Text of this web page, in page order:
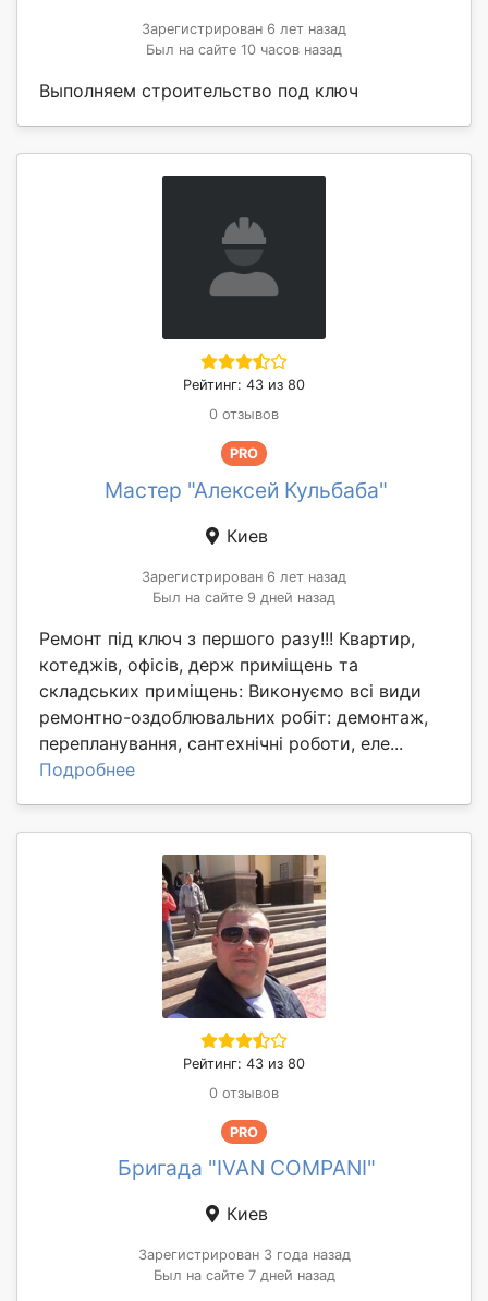
Зарегистрирован 6 лет назад
Был на сайте 10 часов назад
Выполняем строительство под ключ
Рейтинг: 43 из 80
0 отзывов
PRO
Мастер "Алексей Кульбаба"
Киев
Зарегистрирован 6 лет назад
Был на сайте 9 дней назад
Ремонт під ключ з першого разу!!! Квартир,
котеджів, офісів, держ приміщень та
складських приміщень: Виконуємо всі види
ремонтно-оздоблювальних робіт: демонтаж,
перепланування, сантехнічні роботи, еле...
Подробнее
Рейтинг: 43 из 80
0 отзывов
PRO
Бригада "IVAN COMPANI"
Киев
Зарегистрирован 3 года назад
Был на сайте 7 дней назад